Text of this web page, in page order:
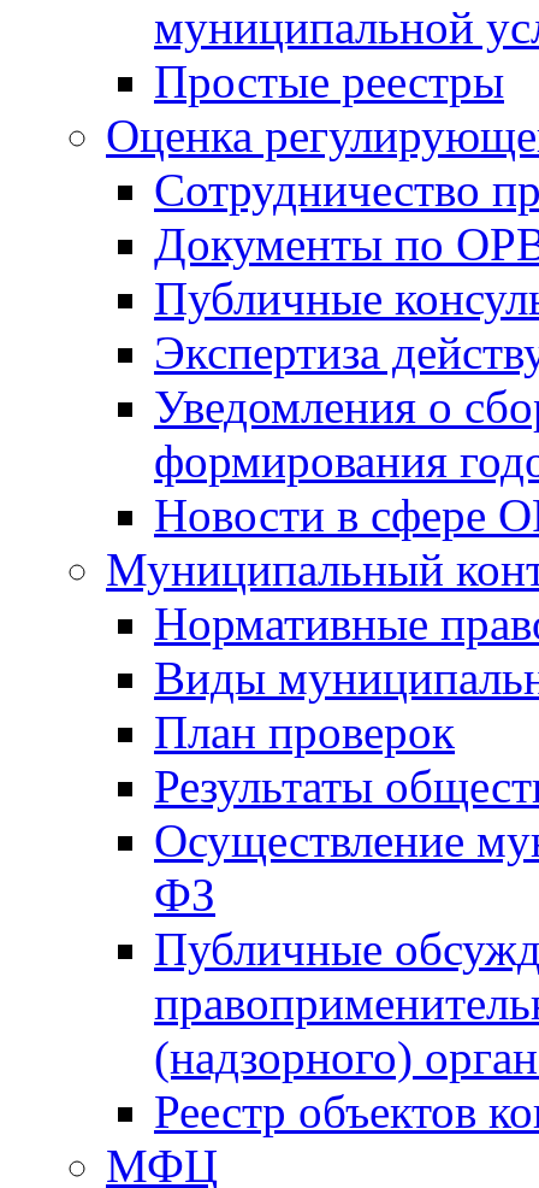
муниципальной
Простые реестры
Оценка
Сотрудничество
Документы по
Публичные
Экспертиза
Уведомления о
формирования
Новости в сфере
Муниципальный
Нормативные
Виды
План проверок
Результаты
Осуществление
ФЗ
Публичные
(надзорного)
Реестр объектов
МФЦ